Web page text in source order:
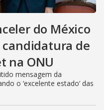
do México
candidatura de
na ONU
mensagem da
o ‘excelente estado’ das